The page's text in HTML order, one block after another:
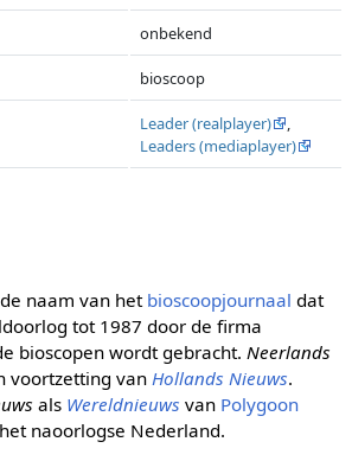
onbekend
bioscoop
Leader (realplayer)
,
Leaders (mediaplayer)
naam van het bioscoopjournaal dat
tot 1987 door de firma
bioscopen wordt gebracht. Neerlands
voortzetting van Hollands Nieuws.
als Wereldnieuws van Polygoon
naoorlogse Nederland.